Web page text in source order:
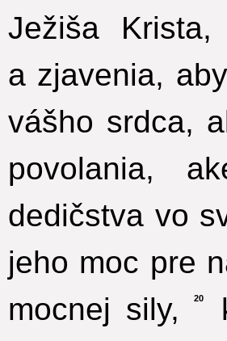
Ježiša
a zjavenia,
vášho srdca,
povolania,
dedičstva vo
jeho moc pre
mocnej sily,
20